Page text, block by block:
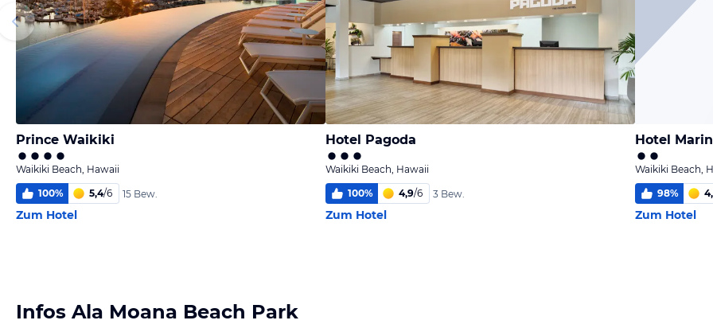
Prince Waikiki
Waikiki Beach, Hawaii
100% 5,4/6 15 Bew.
Zum Hotel
Hotel Pagoda
Waikiki Beach, Hawaii
100% 4,9/6 3 Bew.
Zum Hotel
Hotel
Waikiki Beach,
98%
Zum Hotel
Infos Ala Moana Beach Park